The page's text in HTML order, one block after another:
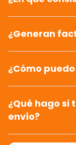
¿Generan
¿Cómo
¿Qué hago si
envío?